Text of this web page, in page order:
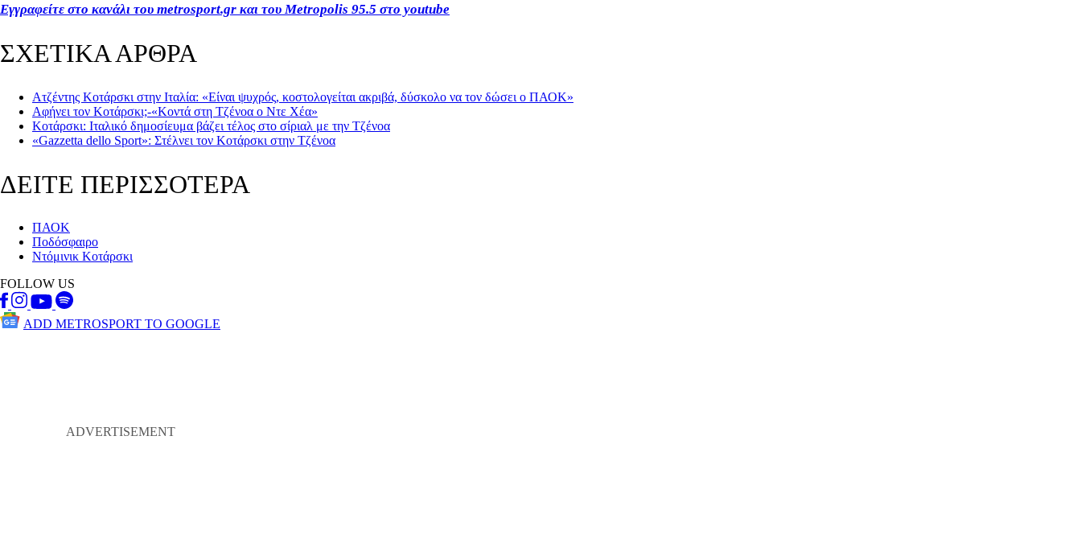
Εγγραφείτε στο κανάλι του metrosport.gr και του Metropolis 95.5 στο youtube
ΣΧΕΤΙΚΑ ΑΡΘΡΑ
Ατζέντης Κοτάρσκι στην Ιταλία: «Είναι ψυχρός, κοστολογείται ακριβά, δύσκολο να τον δώσει ο ΠΑΟΚ»
Αφήνει τον Κοτάρσκι;-«Κοντά στη Τζένοα ο Ντε Χέα»
Κοτάρσκι: Ιταλικό δημοσίευμα βάζει τέλος στο σίριαλ με την Τζένοα
«Gazzetta dello Sport»: Στέλνει τον Κοτάρσκι στην Τζένοα
ΔΕΙΤΕ ΠΕΡΙΣΣΟΤΕΡΑ
ΠΑΟΚ
Ποδόσφαιρο
Ντόμινικ Κοτάρσκι
FOLLOW US
ADD METROSPORT TO GOOGLE